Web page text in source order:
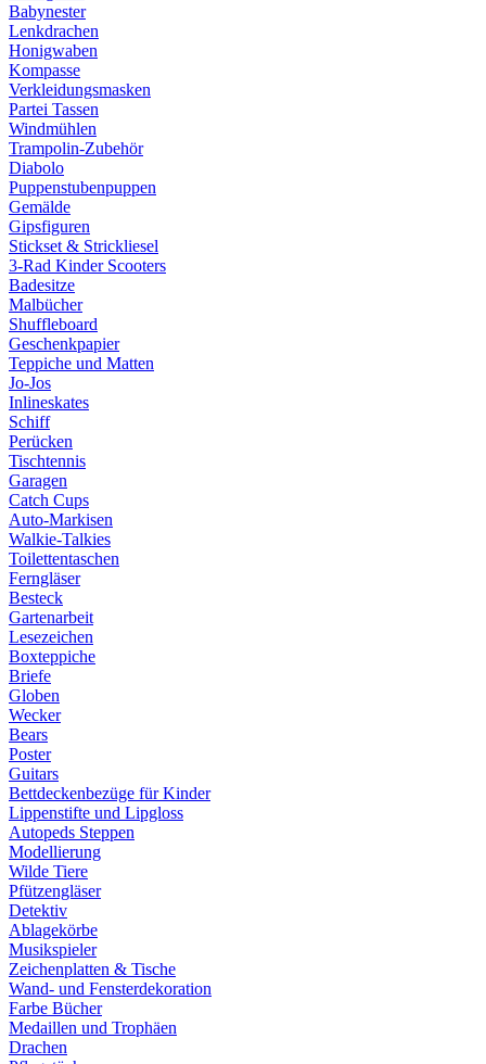
Babynester
Lenkdrachen
Honigwaben
Kompasse
Verkleidungsmasken
Partei Tassen
Windmühlen
Trampolin-Zubehör
Diabolo
Puppenstubenpuppen
Gemälde
Gipsfiguren
Stickset & Strickliesel
3-Rad Kinder Scooters
Badesitze
Malbücher
Shuffleboard
Geschenkpapier
Teppiche und Matten
Jo-Jos
Inlineskates
Schiff
Perücken
Tischtennis
Garagen
Catch Cups
Auto-Markisen
Walkie-Talkies
Toilettentaschen
Ferngläser
Besteck
Gartenarbeit
Lesezeichen
Boxteppiche
Briefe
Globen
Wecker
Bears
Poster
Guitars
Bettdeckenbezüge für Kinder
Lippenstifte und Lipgloss
Autopeds Steppen
Modellierung
Wilde Tiere
Pfützengläser
Detektiv
Ablagekörbe
Musikspieler
Zeichenplatten & Tische
Wand- und Fensterdekoration
Farbe Bücher
Medaillen und Trophäen
Drachen